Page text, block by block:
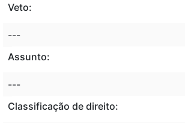
Veto:
---
Assunto:
---
Classificação de direito: